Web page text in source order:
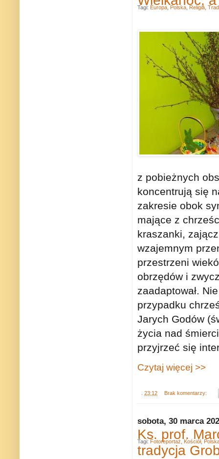
z pobieżnych
koncentrują się
zakresie obok
mające z
kraszanki,
wzajemnym
przestrzeni
obrzędów i
zaadaptował.
przypadku
Jarych Godów
życia nad
przyjrzeć się
Czytaj więcej >>
23:12 Brak komentarzy:
Tagi: Europa Polska Religia
sobota, 30 marca
Ks. prof.
tradycja
Tagi: Fotoreportaż Kościół,